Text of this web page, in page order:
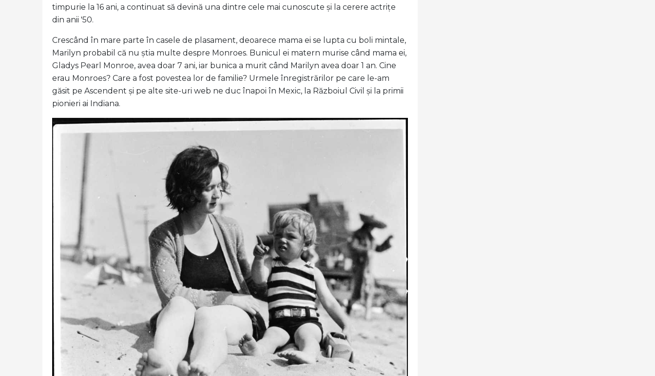
timpurie la 16 ani, a continuat să devină una dintre cele mai cunoscute și la cerere actrițe
din anii '50.
Crescând în mare parte în casele de plasament, deoarece mama ei se lupta cu boli mintale,
Marilyn probabil că nu știa multe despre Monroes. Bunicul ei matern murise când mama ei,
Gladys Pearl Monroe, avea doar 7 ani, iar bunica a murit când Marilyn avea doar 1 an. Cine
erau Monroes? Care a fost povestea lor de familie? Urmele înregistrărilor pe care le-am
găsit pe Ascendent și pe alte site-uri web ne duc înapoi în Mexic, la Războiul Civil și la primii
pionieri ai Indiana.